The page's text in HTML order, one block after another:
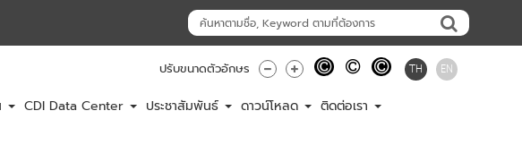
ปรับขนาดตัวอักษร TH EN
CDI Data Center ประชาสัมพันธ์ ดาวน์โหลด ติดต่อเรา